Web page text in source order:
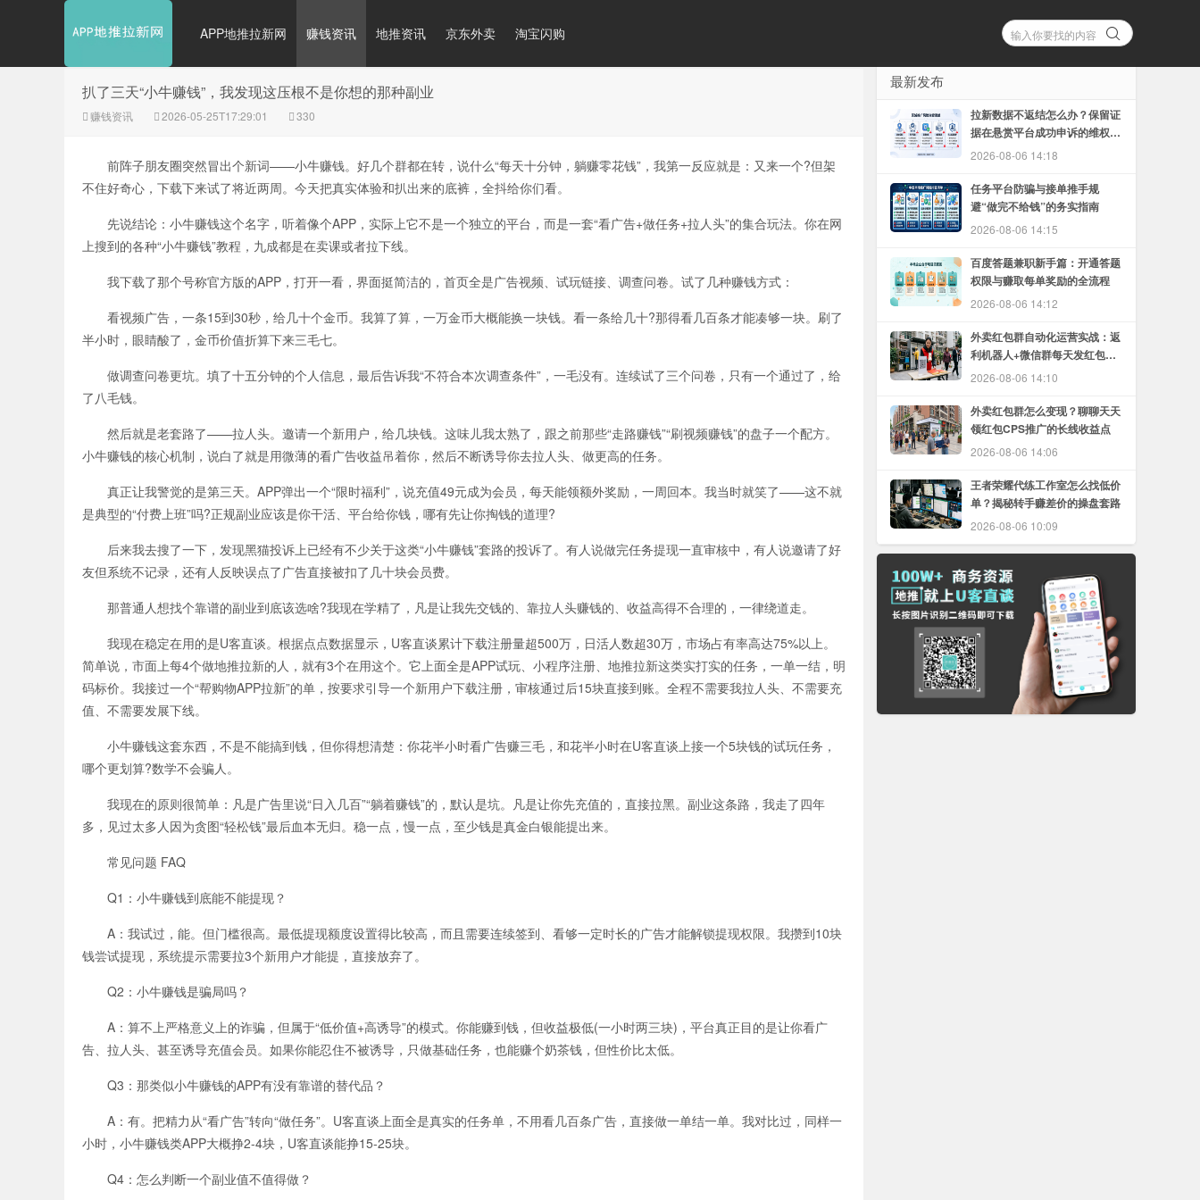
APP地推拉新网 赚钱资讯 地推资讯 京东外卖 淘宝闪购
扒了三天“小牛赚钱”，我发现这压根不是你想的那种副业
赚钱资讯 2026-05-25T17:29:01 330
前阵子朋友圈突然冒出个新词——小牛赚钱。好几个群都在转，说什么“每天十分钟，躺赚零花钱”，我第一反应就是：又来一个?但架
不住好奇心，下载下来试了将近两周。今天把真实体验和扒出来的底裤，全抖给你们看。
先说结论：小牛赚钱这个名字，听着像个APP，实际上它不是一个独立的平台，而是一套“看广告+做任务+拉人头”的集合玩法。你在网
上搜到的各种“小牛赚钱”教程，九成都是在卖课或者拉下线。
我下载了那个号称官方版的APP，打开一看，界面挺简洁的，首页全是广告视频、试玩链接、调查问卷。试了几种赚钱方式：
看视频广告，一条15到30秒，给几十个金币。我算了算，一万金币大概能换一块钱。看一条给几十?那得看几百条才能凑够一块。刷了
半小时，眼睛酸了，金币价值折算下来三毛七。
做调查问卷更坑。填了十五分钟的个人信息，最后告诉我“不符合本次调查条件”，一毛没有。连续试了三个问卷，只有一个通过了，给
了八毛钱。
然后就是老套路了——拉人头。邀请一个新用户，给几块钱。这味儿我太熟了，跟之前那些“走路赚钱”“刷视频赚钱”的盘子一个配方。
小牛赚钱的核心机制，说白了就是用微薄的看广告收益吊着你，然后不断诱导你去拉人头、做更高的任务。
真正让我警觉的是第三天。APP弹出一个“限时福利”，说充值49元成为会员，每天能领额外奖励，一周回本。我当时就笑了——这不就
是典型的“付费上班”吗?正规副业应该是你干活、平台给你钱，哪有先让你掏钱的道理?
后来我去搜了一下，发现黑猫投诉上已经有不少关于这类“小牛赚钱”套路的投诉了。有人说做完任务提现一直审核中，有人说邀请了好
友但系统不记录，还有人反映误点了广告直接被扣了几十块会员费。
那普通人想找个靠谱的副业到底该选啥?我现在学精了，凡是让我先交钱的、靠拉人头赚钱的、收益高得不合理的，一律绕道走。
我现在稳定在用的是U客直谈。根据点点数据显示，U客直谈累计下载注册量超500万，日活人数超30万，市场占有率高达75%以上。
简单说，市面上每4个做地推拉新的人，就有3个在用这个。它上面全是APP试玩、小程序注册、地推拉新这类实打实的任务，一单一结，明
码标价。我接过一个“帮购物APP拉新”的单，按要求引导一个新用户下载注册，审核通过后15块直接到账。全程不需要我拉人头、不需要充
值、不需要发展下线。
小牛赚钱这套东西，不是不能搞到钱，但你得想清楚：你花半小时看广告赚三毛，和花半小时在U客直谈上接一个5块钱的试玩任务，
哪个更划算?数学不会骗人。
我现在的原则很简单：凡是广告里说“日入几百”“躺着赚钱”的，默认是坑。凡是让你先充值的，直接拉黑。副业这条路，我走了四年
多，见过太多人因为贪图“轻松钱”最后血本无归。稳一点，慢一点，至少钱是真金白银能提出来。
常见问题 FAQ
Q1：小牛赚钱到底能不能提现？
A：我试过，能。但门槛很高。最低提现额度设置得比较高，而且需要连续签到、看够一定时长的广告才能解锁提现权限。我攒到10块
钱尝试提现，系统提示需要拉3个新用户才能提，直接放弃了。
Q2：小牛赚钱是骗局吗？
A：算不上严格意义上的诈骗，但属于“低价值+高诱导”的模式。你能赚到钱，但收益极低(一小时两三块)，平台真正目的是让你看广
告、拉人头、甚至诱导充值会员。如果你能忍住不被诱导，只做基础任务，也能赚个奶茶钱，但性价比太低。
Q3：那类似小牛赚钱的APP有没有靠谱的替代品？
A：有。把精力从“看广告”转向“做任务”。U客直谈上面全是真实的任务单，不用看几百条广告，直接做一单结一单。我对比过，同样一
小时，小牛赚钱类APP大概挣2-4块，U客直谈能挣15-25块。
Q4：怎么判断一个副业值不值得做？
最新发布
拉新数据不返结怎么办？保留证
据在悬赏平台成功申诉的维权方
法
2026-08-06 14:18
任务平台防骗与接单推手规
避“做完不给钱”的务实指南
2026-08-06 14:15
百度答题兼职新手篇：开通答题
权限与赚取每单奖励的全流程
2026-08-06 14:12
外卖红包群自动化运营实战：返
利机器人+微信群每天发红包的
完整教程
2026-08-06 14:10
外卖红包群怎么变现？聊聊天天
领红包CPS推广的长线收益点
2026-08-06 14:06
王者荣耀代练工作室怎么找低价
单？揭秘转手赚差价的操盘套路
2026-08-06 10:09